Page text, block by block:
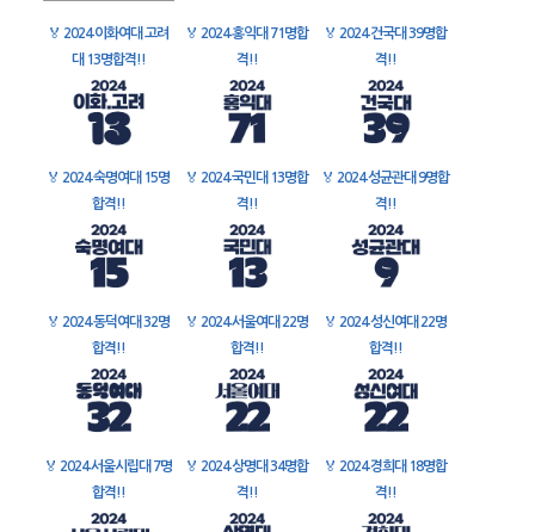
🏅 2024 이화여대 고려
대 13명합격!!
🏅 2024 홍익대 71명합
격!!
🏅 2024 건국대 39명합
격!!
🏅 2024 숙명여대 15명
합격!!
🏅 2024 국민대 13명합
격!!
🏅 2024 성균관대 9명합
격!!
🏅 2024 동덕여대 32명
합격!!
🏅 2024 서울여대 22명
합격!!
🏅 2024 성신여대 22명
합격!!
🏅 2024 서울시립대 7명
합격!!
🏅 2024 상명대 34명합
격!!
🏅 2024 경희대 18명합
격!!